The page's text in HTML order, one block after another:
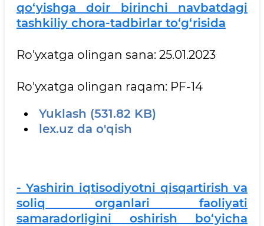
qo‘yishga doir birinchi navbatdagi
tashkiliy chora-tadbirlar to‘g‘risida
Ro'yxatga olingan sana: 25.01.2023
Ro'yxatga olingan raqam: PF-14
Yuklash (531.82 KB)
lex.uz da o'qish
- Yashirin iqtisodiyotni qisqartirish va
soliq organlari faoliyati
samaradorligini oshirish bo‘yicha